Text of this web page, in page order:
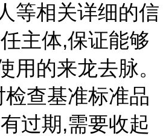
等相关详细的信
主体,保证能够
用的来龙去脉。
检查基准标准品
过期,需要收起